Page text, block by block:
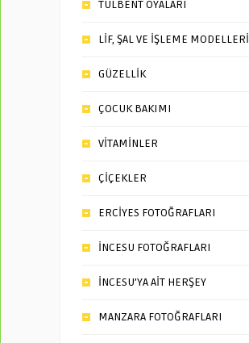
TÜLBENT OYALARI
LİF, ŞAL VE İŞLEME MODELLERİ
GÜZELLİK
ÇOCUK BAKIMI
VİTAMİNLER
ÇİÇEKLER
ERCİYES FOTOĞRAFLARI
İNCESU FOTOĞRAFLARI
İNCESU’YA AİT HERŞEY
MANZARA FOTOĞRAFLARI